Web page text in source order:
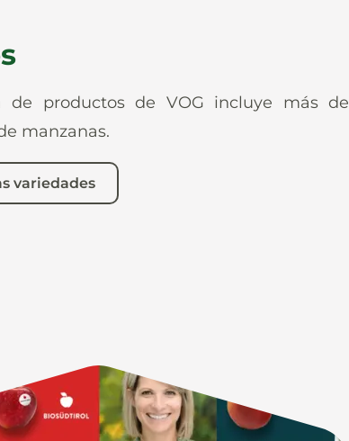
de productos de VOG incluye más de
manzanas.
variedades